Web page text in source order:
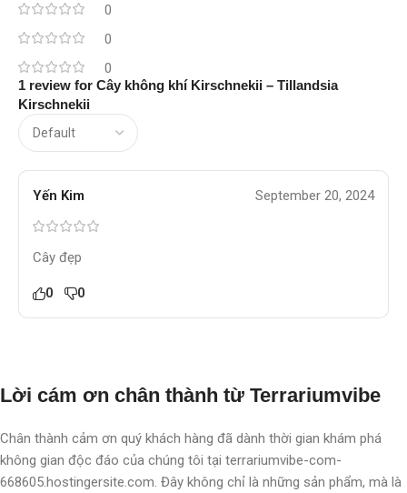
0
0
0
1 review for Cây không khí Kirschnekii – Tillandsia
Kirschnekii
Yến Kim September 20, 2024
Cây đẹp
0 0
Lời cám ơn chân thành từ Terrariumvibe
Chân thành cảm ơn quý khách hàng đã dành thời gian khám phá
không gian độc đáo của chúng tôi tại terrariumvibe-com-
668605.hostingersite.com. Đây không chỉ là những sản phẩm, mà là